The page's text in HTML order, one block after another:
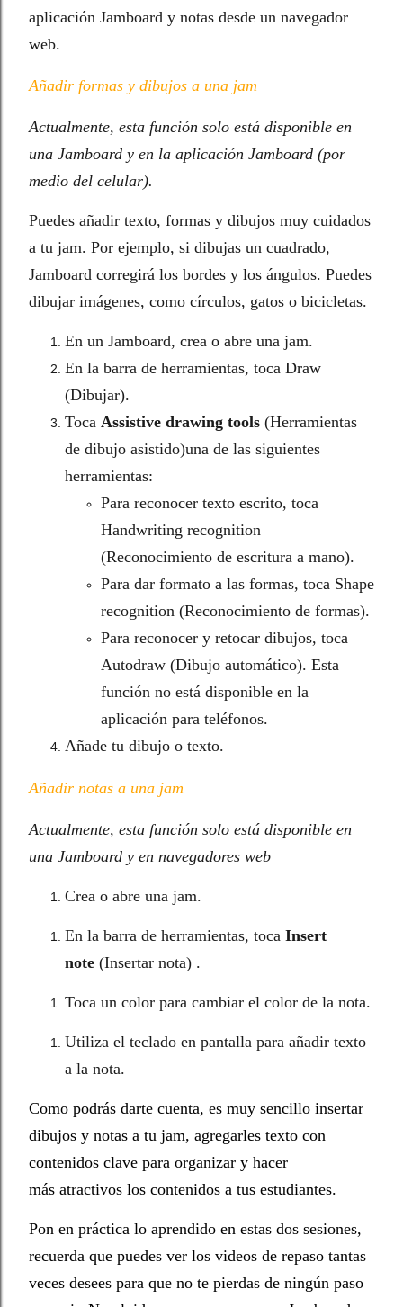
aplicación Jamboard y notas desde un navegador
web.
Añadir formas y dibujos a una jam
Actualmente, esta función solo está disponible en
una Jamboard y en la aplicación Jamboard (por
medio del celular).
Puedes añadir texto, formas y dibujos muy cuidados
a tu jam. Por ejemplo, si dibujas un cuadrado,
Jamboard corregirá los bordes y los ángulos. Puedes
dibujar imágenes, como círculos, gatos o bicicletas.
En un Jamboard, crea o abre una jam.
En la barra de herramientas, toca Draw
(Dibujar).
Toca Assistive drawing tools (Herramientas
de dibujo asistido)una de las siguientes
herramientas:
Para reconocer texto escrito, toca
Handwriting recognition
(Reconocimiento de escritura a mano).
Para dar formato a las formas, toca Shape
recognition (Reconocimiento de formas).
Para reconocer y retocar dibujos, toca
Autodraw (Dibujo automático). Esta
función no está disponible en la
aplicación para teléfonos.
Añade tu dibujo o texto.
Añadir notas a una jam
Actualmente, esta función solo está disponible en
una Jamboard y en navegadores web
Crea o abre una jam.
En la barra de herramientas, toca Insert
note (Insertar nota) .
Toca un color para cambiar el color de la nota.
Utiliza el teclado en pantalla para añadir texto
a la nota.
Como podrás darte cuenta, es muy sencillo insertar
dibujos y notas a tu jam, agregarles texto con
contenidos clave para organizar y hacer
más atractivos los contenidos a tus estudiantes.
Pon en práctica lo aprendido en estas dos sesiones,
recuerda que puedes ver los videos de repaso tantas
veces desees para que no te pierdas de ningún paso